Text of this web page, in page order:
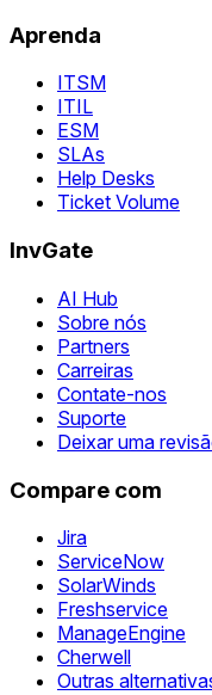
Aprenda
ITSM
ITIL
ESM
SLAs
Help Desks
Ticket Volume
InvGate
AI Hub
Sobre nós
Partners
Carreiras
Contate-nos
Suporte
Deixar uma
Compare com
Jira
ServiceNow
SolarWinds
Freshservice
ManageEngine
Cherwell
Outras